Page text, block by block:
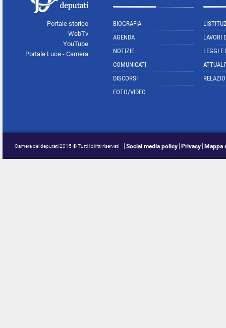
Portale storico
WebTv
YouTube
Portale Luce - Camera
BIOGRAFIA
AGENDA
NOTIZIE
COMUNICATI
DISCORSI
FOTO/VIDEO
LAVORI
LEGGI E
Camera dei deputati 2015 © Tutti i diritti riservati Social media policy Privacy Mappa